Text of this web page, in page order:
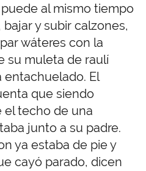
al mismo tiempo
y subir calzones,
wáteres con la
su muleta de raulí
El
que siendo
el techo de una
junto a su padre.
ya estaba de pie y
cayó parado, dicen